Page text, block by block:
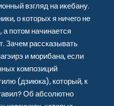
взгляд на икебану.
о которых я ничего не
потом начинается
Зачем рассказывать
и морибана, если
композиций
(дзиюка), который, к
Об абсолютно